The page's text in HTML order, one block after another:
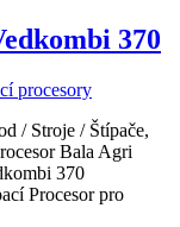
370
procesory
/ Stroje / Štípače,
Bala Agri
370
Procesor pro